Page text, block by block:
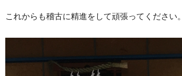
これからも稽古に精進をして頑張ってください。